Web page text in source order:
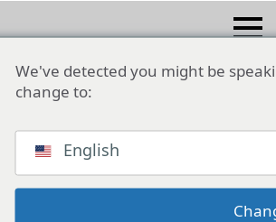
Kondensator elektrolityczny
5600uF 6800uF 8200uF 22000uF
Audio Ripple Aluminiowy kondensator
We've detected you might be
change to:
English